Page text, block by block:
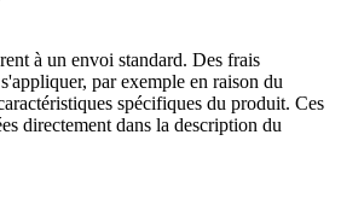
à un envoi standard. Des frais
par exemple en raison du
spécifiques du produit. Ces
directement dans la description du